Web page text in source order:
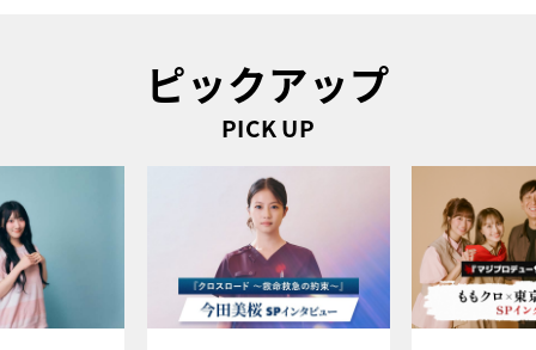
ピックアップ
PICK UP